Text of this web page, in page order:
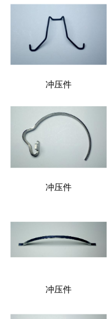
冲压件
冲压件
冲压件